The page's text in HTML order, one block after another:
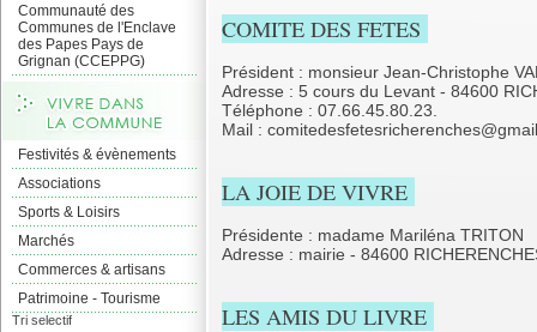
Communauté des
Communes de l'Enclave
des Papes Pays de
Grignan (CCEPPG)
Festivités & évènements
Associations
Sports & Loisirs
Marchés
Commerces & artisans
Patrimoine - Tourisme
Tri selectif
COMITE DES FETES
Président : monsieur Jean-Christophe
Adresse : 5 cours du Levant - 84600
Téléphone : 07.66.45.80.23.
Mail :
LA JOIE DE VIVRE
Présidente : madame Mariléna TRITON
Adresse : mairie - 84600
LES AMIS DU LIVRE